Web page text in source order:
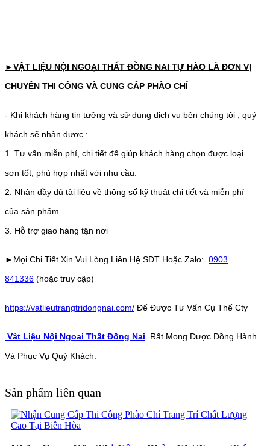
►VẬT LIỆU NỘI NGOẠI THẤT ĐỒNG NAI TỰ HÀO LÀ ĐƠN VỊ
CHUYÊN THI CÔNG VÀ CUNG CẤP PHÀO CHỈ
- Khi khách hàng tin tưởng và sử dụng dịch vụ bên chúng tôi , quý
khách sẽ nhận được :
1. Tư vấn miễn phí, chi tiết để giúp khách hàng chọn được loại
sơn tốt, phù hợp nhất với nhu cầu.
2. Nhận đầy đủ tài liệu về thông số kỹ thuật chi tiết và miễn phí
của sản phẩm.
3. Hỗ trợ giao hàng tận nơi
►Mọi Chi Tiết Xin Vui Lòng Liên Hệ SĐT Hoặc Zalo: 0903
841336 (hoặc truy cập)
https://vatlieutrangtridongnai.com/ Để Được Tư Vấn Cụ Thể Cty
Vật Liệu Nội Ngoại Thất Đồng Nai
Rất Mong Được Đồng Hành
Và Phục Vụ Quý Khách.
Sản phẩm liên quan